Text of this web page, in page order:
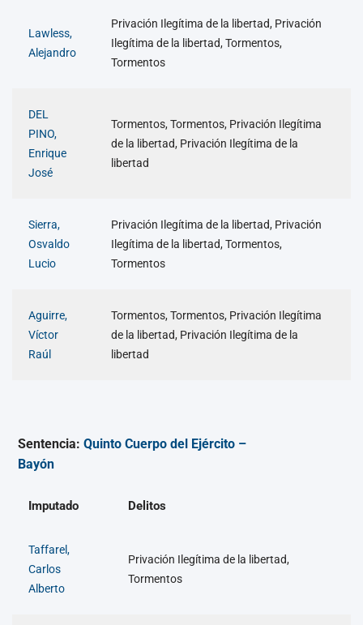
Lawless,
Alejandro
Privación Ilegítima de la libertad, Privación
Ilegítima de la libertad, Tormentos,
Tormentos
DEL
PINO,
Enrique
José
Tormentos, Tormentos, Privación Ilegítima
de la libertad, Privación Ilegítima de la
libertad
Sierra,
Osvaldo
Lucio
Privación Ilegítima de la libertad, Privación
Ilegítima de la libertad, Tormentos,
Tormentos
Aguirre,
Víctor
Raúl
Tormentos, Tormentos, Privación Ilegítima
de la libertad, Privación Ilegítima de la
libertad
Sentencia: Quinto Cuerpo del Ejército –
Bayón
Imputado Delitos
Taffarel,
Carlos
Alberto
Privación Ilegítima de la libertad,
Tormentos